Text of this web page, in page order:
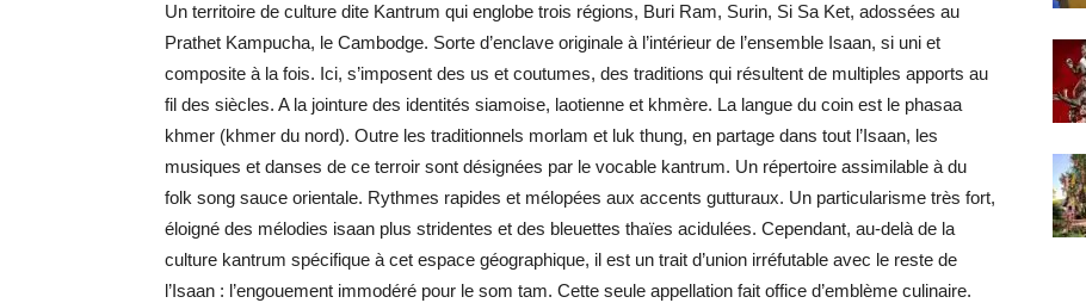
Un territoire de culture dite Kantrum qui englobe trois régions, Buri Ram, Surin, Si Sa Ket, adossées au
Prathet Kampucha, le Cambodge. Sorte d’enclave originale à l’intérieur de l’ensemble Isaan, si uni et
composite à la fois. Ici, s’imposent des us et coutumes, des traditions qui résultent de multiples apports au
fil des siècles. A la jointure des identités siamoise, laotienne et khmère. La langue du coin est le phasaa
khmer (khmer du nord). Outre les traditionnels morlam et luk thung, en partage dans tout l’Isaan, les
musiques et danses de ce terroir sont désignées par le vocable kantrum. Un répertoire assimilable à du
folk song sauce orientale. Rythmes rapides et mélopées aux accents gutturaux. Un particularisme très fort,
éloigné des mélodies isaan plus stridentes et des bleuettes thaïes acidulées. Cependant, au-delà de la
culture kantrum spécifique à cet espace géographique, il est un trait d’union irréfutable avec le reste de
l’Isaan : l’engouement immodéré pour le som tam. Cette seule appellation fait office d’emblème culinaire.